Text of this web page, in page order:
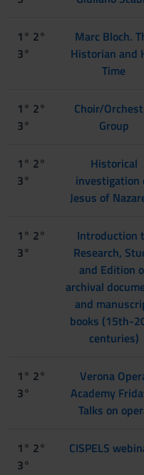
1° 2°
3°
Marc Bloch.
Historian and
Time
1° 2°
3°
Choir/
Group
1° 2°
3°
Historical
investigation
Jesus of
1° 2°
3°
Introduction
Research,
and Edition
archival
and
books (15th-
centuries)
1° 2°
3°
Verona
Academy
Talks on
1° 2°
3°
CISPELS